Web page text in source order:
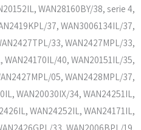
WAN28160BY/38, serie 4,
37, WAN3006134IL/37,
33, WAN2427MPL/33,
WAN24170IL/40, WAN20151IL/35,
05, WAN2428MPL/37,
WAN20030IX/34, WAN24251IL,
WAN24252IL, WAN24171IL,